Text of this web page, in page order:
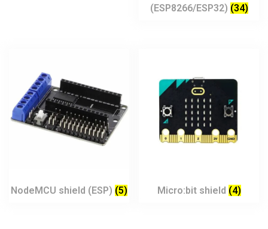
(ESP8266/ESP32) (34)
NodeMCU shield (ESP) (5) Micro:bit shield (4)